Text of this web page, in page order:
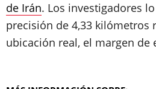
de Irán. Los investigadores
precisión de 4,33 kilómetros
ubicación real, el margen de